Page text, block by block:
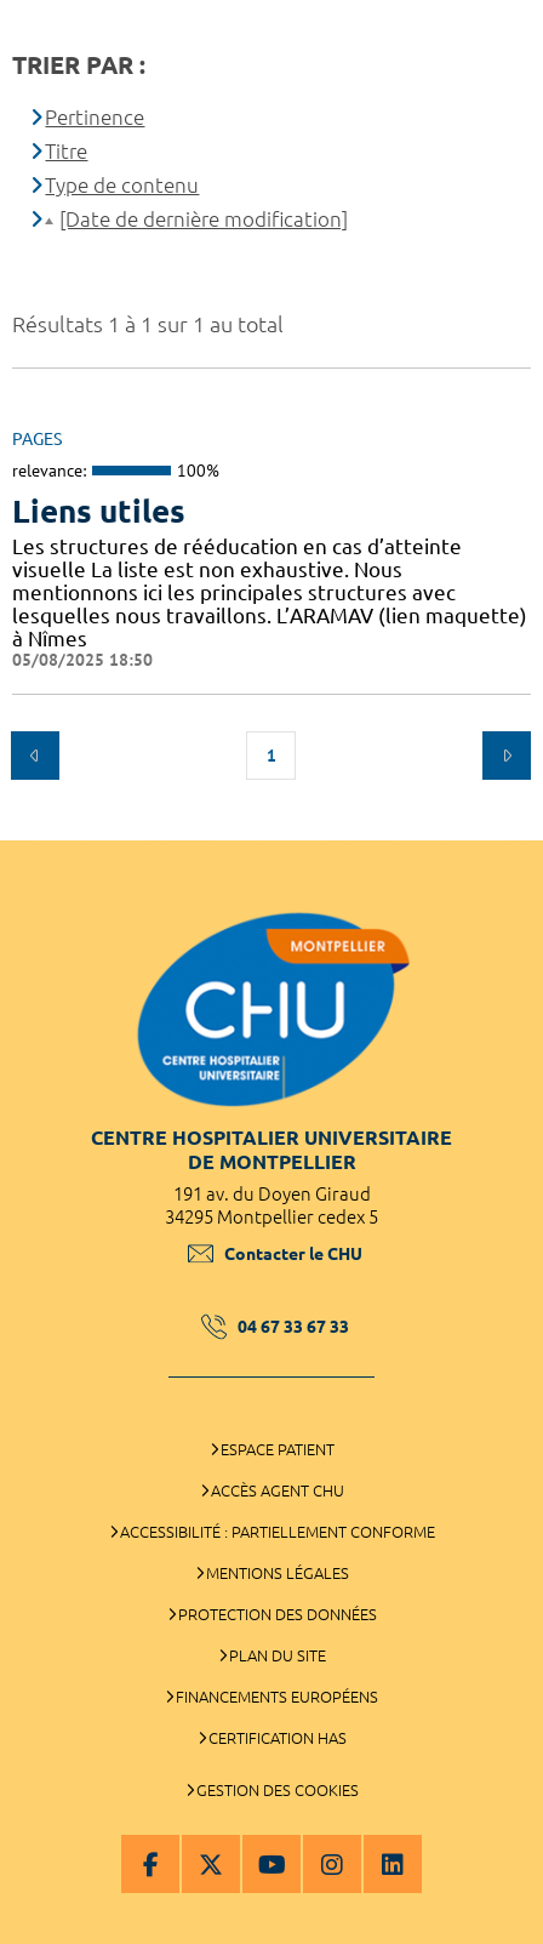
Résultats 1 à 1 sur 1 au total
PAGES
relevance: 100%
Liens utiles
Les structures de rééducation en cas d’atteinte
visuelle La liste est non exhaustive. Nous
mentionnons ici les principales structures avec
lesquelles nous travaillons. L’ARAMAV (lien maquette)
à Nîmes
05/08/2025 18:50
1
TRIER PAR :
Pertinence
Titre
Type de contenu
[Date de dernière modification]
CENTRE HOSPITALIER UNIVERSITAIRE
DE MONTPELLIER
191 av. du Doyen Giraud
34295 Montpellier cedex 5
Contacter le CHU
04 67 33 67 33
ESPACE PATIENT
ACCÈS AGENT CHU
ACCESSIBILITÉ : PARTIELLEMENT CONFORME
MENTIONS LÉGALES
PROTECTION DES DONNÉES
PLAN DU SITE
FINANCEMENTS EUROPÉENS
CERTIFICATION HAS
GESTION DES COOKIES